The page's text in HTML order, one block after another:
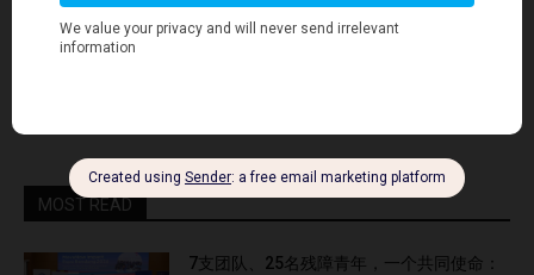
MOST READ
7支团队、25名残障青年，一个共同使命：